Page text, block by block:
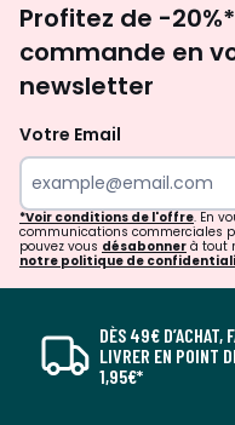
Profitez de -
commande en
newsletter
Votre Email
*Voir conditions de l'offre. En
communications commerciales
pouvez vous désabonner à tout
notre politique de
DÈS 49€ D’ACHAT,
LIVRER EN POINT
1,95€*